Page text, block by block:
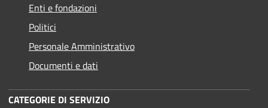
Enti e fondazioni
Politici
Personale Amministrativo
Documenti e dati
CATEGORIE DI SERVIZIO